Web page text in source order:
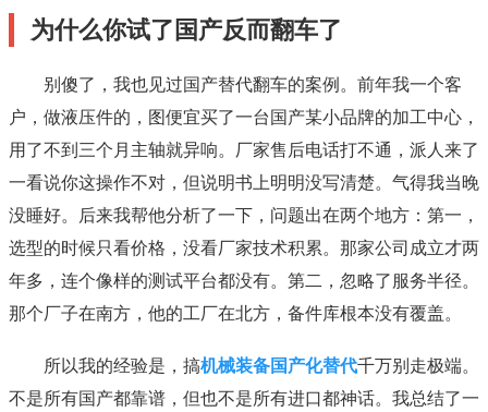
为什么你试了国产反而翻车了
别傻了，我也见过国产替代翻车的案例。前年我一个客
户，做液压件的，图便宜买了一台国产某小品牌的加工中心，
用了不到三个月主轴就异响。厂家售后电话打不通，派人来了
一看说你这操作不对，但说明书上明明没写清楚。气得我当晚
没睡好。后来我帮他分析了一下，问题出在两个地方：第一，
选型的时候只看价格，没看厂家技术积累。那家公司成立才两
年多，连个像样的测试平台都没有。第二，忽略了服务半径。
那个厂子在南方，他的工厂在北方，备件库根本没有覆盖。
所以我的经验是，搞机械装备国产化替代千万别走极端。
不是所有国产都靠谱，但也不是所有进口都神话。我总结了一